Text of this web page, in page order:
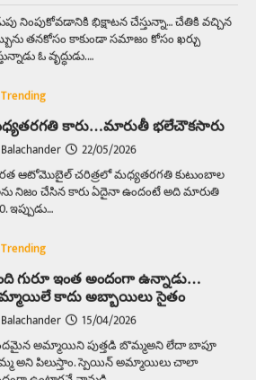
నింపుకోవడానికి భిక్షాటన చేస్తున్నా… చేతికి వచ్చిన
తనకోసం కాకుండా సమాజం కోసం ఖర్చు
ఓ వృద్ధుడు.…
Trending
కారు…మారుతీ భలేచౌకసారు
Balachander 22/05/2026
ఆటోమొబైల్ చరిత్రలో మధ్యతరగతి కుటుంబాల
నిజం చేసిన కారు ఏదైనా ఉందంటే అది మారుతి
ఇప్పుడు…
Trending
గురూ ఇంత అందంగా ఉన్నాడు…
కాదు అబ్బాయిలు సైతం
Balachander 15/04/2026
అమ్మాయిని పుత్తడి బొమ్మఅని లేదా బాపూ
అని పిలుస్తాం. స్పెయిన్‌ అమ్మాయిలు చాలా
ఉంటారనే నానుడి…